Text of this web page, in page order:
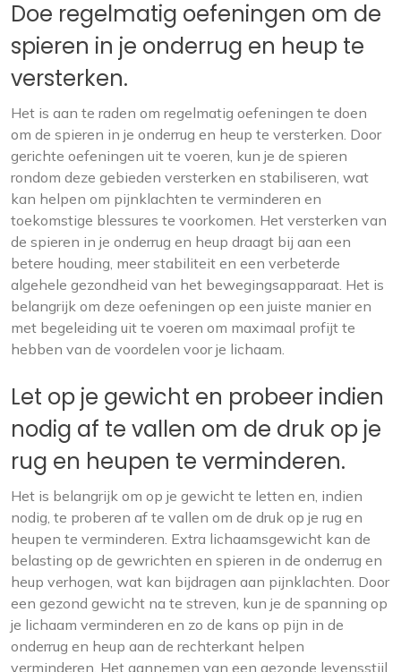
Doe regelmatig oefeningen om de
spieren in je onderrug en heup te
versterken.
Het is aan te raden om regelmatig oefeningen te doen
om de spieren in je onderrug en heup te versterken. Door
gerichte oefeningen uit te voeren, kun je de spieren
rondom deze gebieden versterken en stabiliseren, wat
kan helpen om pijnklachten te verminderen en
toekomstige blessures te voorkomen. Het versterken van
de spieren in je onderrug en heup draagt bij aan een
betere houding, meer stabiliteit en een verbeterde
algehele gezondheid van het bewegingsapparaat. Het is
belangrijk om deze oefeningen op een juiste manier en
met begeleiding uit te voeren om maximaal profijt te
hebben van de voordelen voor je lichaam.
Let op je gewicht en probeer indien
nodig af te vallen om de druk op je
rug en heupen te verminderen.
Het is belangrijk om op je gewicht te letten en, indien
nodig, te proberen af te vallen om de druk op je rug en
heupen te verminderen. Extra lichaamsgewicht kan de
belasting op de gewrichten en spieren in de onderrug en
heup verhogen, wat kan bijdragen aan pijnklachten. Door
een gezond gewicht na te streven, kun je de spanning op
je lichaam verminderen en zo de kans op pijn in de
onderrug en heup aan de rechterkant helpen
verminderen. Het aannemen van een gezonde levensstijl